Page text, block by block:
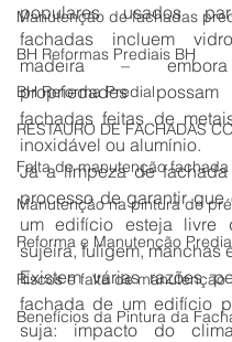
Manutenção de fachadas
BH Reformas Prediais BH
BH Reforma Predial
RESTAURO DE FACHADAS
Falta de manutenção
Manutenção na pintura de
Reforma e Manutenção
Riscos e falta de manutenção
Benefícios da Pintura da
populares usados
fachadas incluem
madeira –
propriedades possam
fachadas feitas de
inoxidável ou alumínio.
Já a limpeza de fachada
processo de garantir que
um edifício esteja livre
sujeira, fuligem, manchas
Existem várias razões
fachada de um edifício
suja: impacto do